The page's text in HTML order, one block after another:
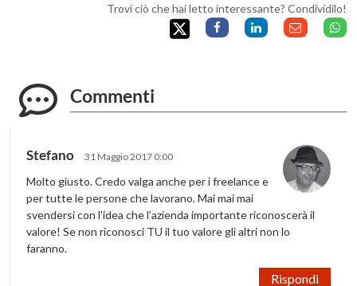
Trovi ciò che hai letto interessante? Condividilo!
Commenti
Stefano 31 Maggio 2017 0:00
Molto giusto. Credo valga anche per i freelance e
per tutte le persone che lavorano. Mai mai mai
svendersi con l’idea che l’azienda importante riconoscerà il
valore! Se non riconosci TU il tuo valore gli altri non lo
faranno.
Rispondi